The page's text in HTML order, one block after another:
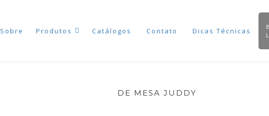
Sobre Produtos Catálogos Contato Dicas Técnicas
DE MESA JUDDY